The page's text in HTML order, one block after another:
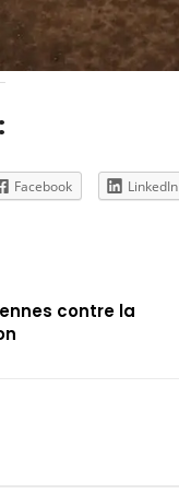
Facebook LinkedIn
contre la